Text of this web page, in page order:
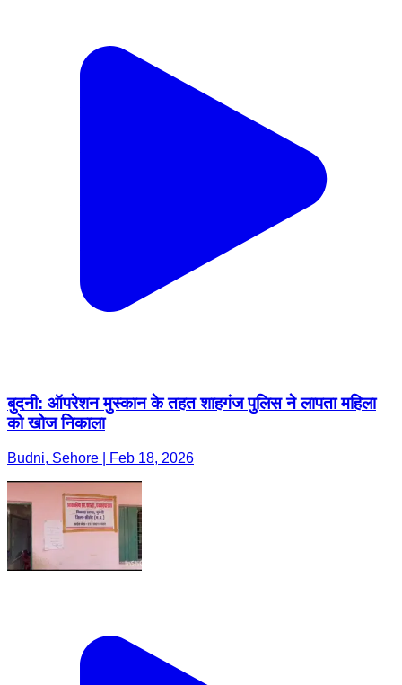
बुदनी: ऑपरेशन मुस्कान के तहत शाहगंज पुलिस ने लापता महिला
को खोज निकाला
Budni, Sehore | Feb 18, 2026